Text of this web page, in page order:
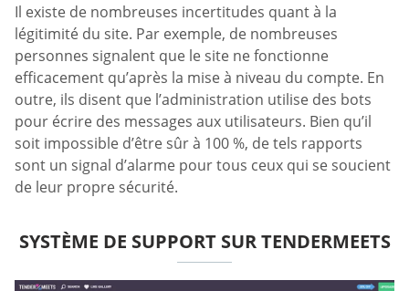
Il existe de nombreuses incertitudes quant à la
légitimité du site. Par exemple, de nombreuses
personnes signalent que le site ne fonctionne
efficacement qu’après la mise à niveau du compte. En
outre, ils disent que l’administration utilise des bots
pour écrire des messages aux utilisateurs. Bien qu’il
soit impossible d’être sûr à 100 %, de tels rapports
sont un signal d’alarme pour tous ceux qui se soucient
de leur propre sécurité.
SYSTÈME DE SUPPORT SUR TENDERMEETS